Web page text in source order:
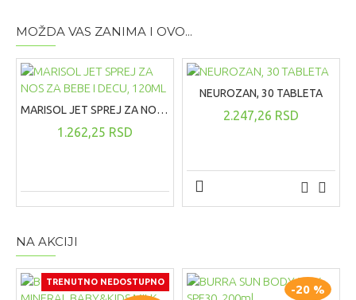
MOŽDA VAS ZANIMA I OVO...
MARISOL JET SPREJ ZA NOS ZA BEBE I DECU, 120ML
1.262,25 RSD
NEUROZAN, 30 TABLETA
2.247,26 RSD
NA AKCIJI
TRENUTNO NEDOSTUPNO
-20 %